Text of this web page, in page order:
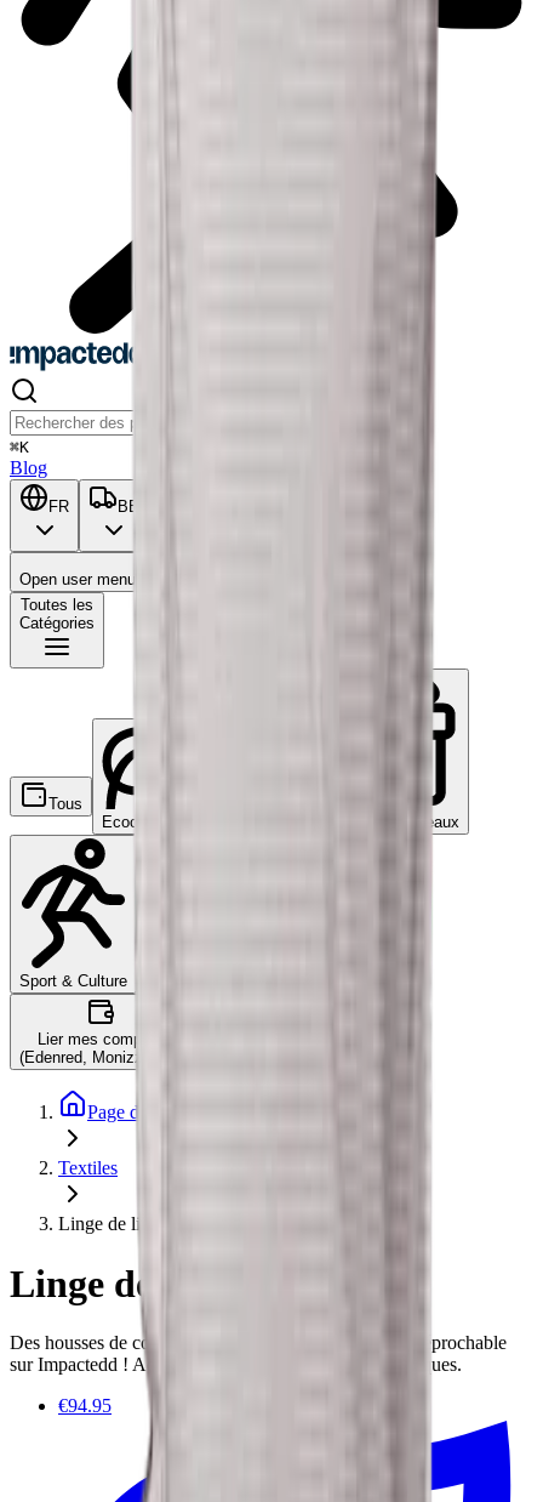
⌘K
Blog
FR BE
Open user menu
Toutes les
Catégories
Tous
Ecochèques
Chèques-cadeaux
Sport & Culture
Lier mes comptes
(Edenred, Monizze, …)
Page d'accueil
Textiles
Linge de lit
Linge de lit
Des housses de couettes et taies d'oreiller de qualité irréprochable
sur Impactedd ! Achetez-les en ligne avec vos éco chèques.
€94.95